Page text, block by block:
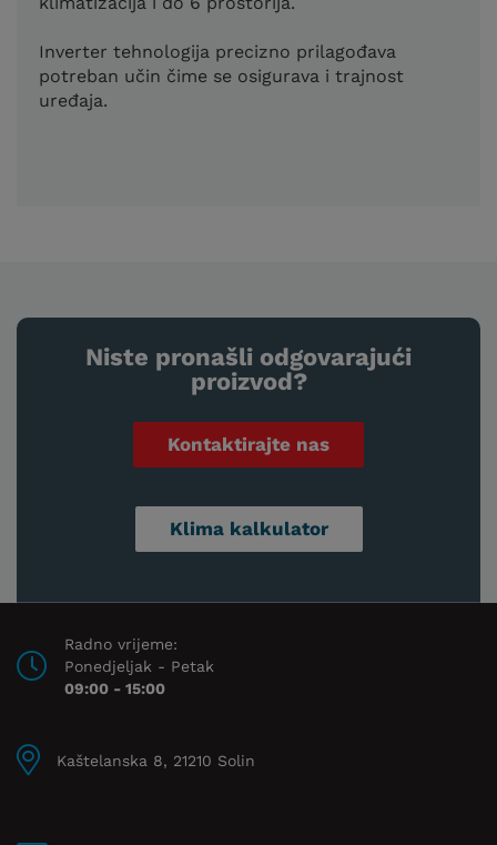
Inverter tehnologija precizno prilagođava
potreban učin čime se osigurava i trajnost
uređaja.
Niste pronašli odgovarajući
proizvod?
Kontaktirajte nas
Klima kalkulator
Radno vrijeme:
Ponedjeljak - Petak
09:00 - 15:00
Kaštelanska 8, 21210 Solin